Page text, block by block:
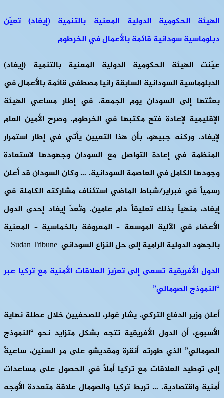
الهيئة الحكومية الدولية المعنية بالتنمية (إيغاد) تعيّن
دبلوماسية سودانية قائمة بالأعمال في الخرطوم
عيّنت الهيئة الحكومية الدولية المعنية بالتنمية (إيغاد)
الدبلوماسية السودانية السابقة رانيا مصطفى قائمة بالأعمال في
بعثتها إلى السودان يوم الجمعة، في إطار مساعي الهيئة
الإقليمية لإعادة فتح مكتبها في الخرطوم. وصرح الأمين العام
لإيغاد، وركنه جبيهو، بأن هذا التعيين يأتي في إطار استمرار
المنظمة في إعادة التواصل مع السودان وجهودها لاستعادة
وجودها الكامل في العاصمة السودانية. … وكان السودان قد أعلن
رسمياً في فبراير/شباط الماضي استئناف مشاركته الكاملة في
إيغاد، منهياً بذلك تعليقاً دام عامين. وتُعدّ إيغاد إحدى الدول
الأعضاء في الآلية الموسعة – المعروفة بالخماسية – المعنية
بالجهود الدولية الرامية إلى حل النزاع السوداني Sudan Tribune
الدول الأفريقية تسعى إلى تعزيز العلاقات الأمنية مع تركيا عبر
“النموذج الصومالي”
أعلن وزير الدفاع التركي، يشار غولر، للصحفيين خلال عطلة نهاية
الأسبوع، أن الدول الأفريقية تتجه بشكل متزايد نحو “النموذج
الصومالي” الذي طورته أنقرة ومقديشو على مر السنين، ساعيةً
إلى توطيد العلاقات مع تركيا أملاً في الحصول على مساعدات
أمنية واقتصادية. … تربط تركيا والصومال علاقة متعددة الأوجه